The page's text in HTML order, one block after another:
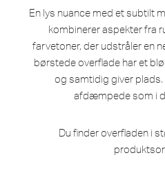
En lys nuance med et subtilt
kombinerer aspekter fra
farvetoner, der udstråler en
børstede overflade har et
og samtidig giver
afdæmpede som i
Du finder overfladen i